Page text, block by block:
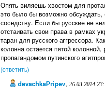
Опять виляешь хвостом для
это было бы возможно обсуждать,
соседству. Если бы русские не
отстаивать свои права в рамках
таран для русского аггрессора.
колонна остается пятой
пропагандомом путинского
(ответить)
devachkaPripev,26.03.2014